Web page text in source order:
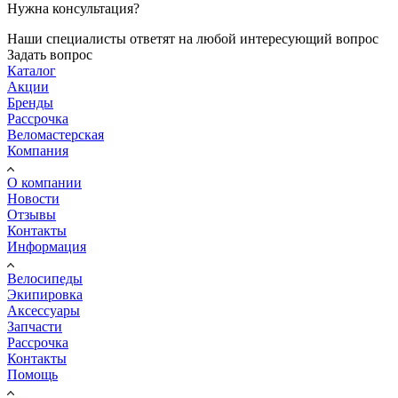
Нужна консультация?
Наши специалисты ответят на любой интересующий вопрос
Задать вопрос
Каталог
Акции
Бренды
Рассрочка
Веломастерская
Компания
О компании
Новости
Отзывы
Контакты
Информация
Велосипеды
Экипировка
Аксессуары
Запчасти
Рассрочка
Контакты
Помощь